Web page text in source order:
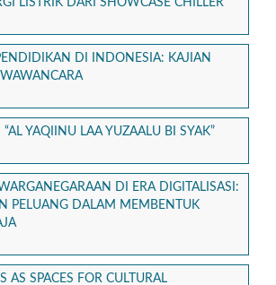
DI INDONESIA: KAJIAN
YAQIINU LAA YUZAALU BI SYAK”
DI ERA DIGITALISASI:
PELUANG DALAM MEMBENTUK
AS SPACES FOR CULTURAL